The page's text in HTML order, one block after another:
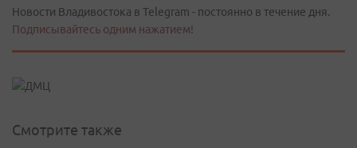
Новости Владивостока в Telegram - постоянно в течение дня.
Подписывайтесь одним нажатием!
Смотрите также